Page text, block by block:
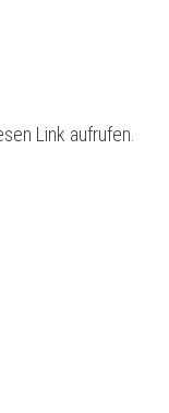
Link aufrufen.